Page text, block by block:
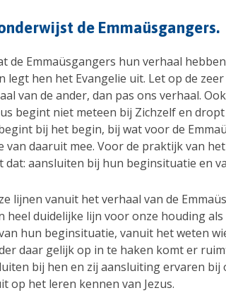
de Emmaüsgangers.
de Emmaüsgangers hun verhaal
legt hen het Evangelie uit. Let op de
van de ander, dan pas ons verhaal.
begint niet meteen bij Zichzelf en
bij het begin, bij wat voor de
van daaruit mee. Voor de praktijk van
dat: aansluiten bij hun beginsituatie en
lijnen vanuit het verhaal van de
heel duidelijke lijn voor onze houding
hun beginsituatie, vanuit het weten
daar gelijk op in te haken komt er
bij hen en zij aansluiting ervaren
op het leren kennen van Jezus.